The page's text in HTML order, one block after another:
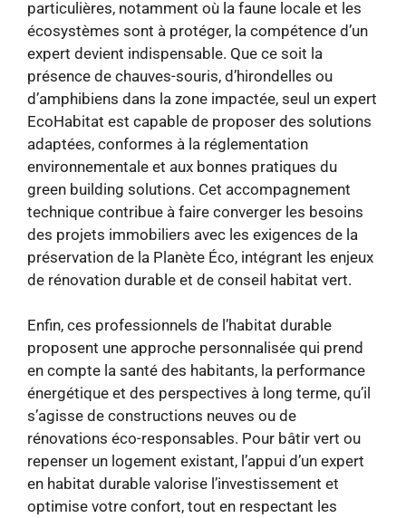
particulières, notamment où la faune locale et les
écosystèmes sont à protéger, la compétence d’un
expert devient indispensable. Que ce soit la
présence de chauves-souris, d’hirondelles ou
d’amphibiens dans la zone impactée, seul un expert
EcoHabitat est capable de proposer des solutions
adaptées, conformes à la réglementation
environnementale et aux bonnes pratiques du
green building solutions. Cet accompagnement
technique contribue à faire converger les besoins
des projets immobiliers avec les exigences de la
préservation de la Planète Éco, intégrant les enjeux
de rénovation durable et de conseil habitat vert.
Enfin, ces professionnels de l’habitat durable
proposent une approche personnalisée qui prend
en compte la santé des habitants, la performance
énergétique et des perspectives à long terme, qu’il
s’agisse de constructions neuves ou de
rénovations éco-responsables. Pour bâtir vert ou
repenser un logement existant, l’appui d’un expert
en habitat durable valorise l’investissement et
optimise votre confort, tout en respectant les